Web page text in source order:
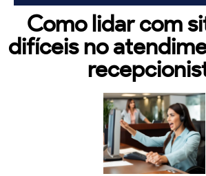
Como lidar com
difíceis no